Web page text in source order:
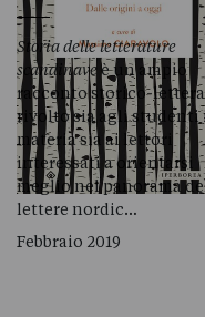
Storia delle letterature
scandinave è un ampio
racconto storico-
rivolto sia agli studenti
materia sia ai lettori
interessati a orientarsi
meglio nel panorama
lettere nordic…
Febbraio 2019